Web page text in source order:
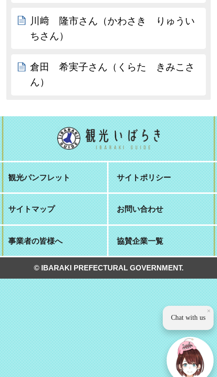
川﨑 隆市さん（かわさき りゅうい
ちさん）
倉田 希実子さん（くらた きみこさ
ん）
観光パンフレット サイトポリシー
サイトマップ お問い合わせ
事業者の皆様へ 協賛企業一覧
© IBARAKI PREFECTURAL GOVERNMENT.
×
Chat with us